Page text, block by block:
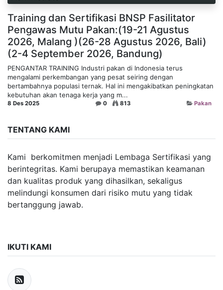
Training dan Sertifikasi BNSP Fasilitator
Pengawas Mutu Pakan:(19-21 Agustus
2026, Malang )(26-28 Agustus 2026, Bali)
(2-4 September 2026, Bandung)
PENGANTAR TRAINING Industri pakan di Indonesia terus
mengalami perkembangan yang pesat seiring dengan
bertambahnya populasi ternak. Hal ini mengakibatkan peningkatan
kebutuhan akan tenaga kerja yang m...
8 Des 2025 0 813 Pakan
TENTANG KAMI
Kami berkomitmen menjadi Lembaga Sertifikasi yang
berintegritas. Kami berupaya memastikan keamanan
dan kualitas produk yang dihasilkan, sekaligus
melindungi konsumen dari risiko mutu yang tidak
bertanggung jawab.
IKUTI KAMI